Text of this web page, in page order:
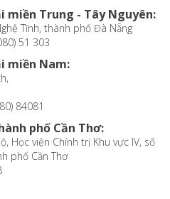
Trung - Tây Nguyên:
Tĩnh, thành phố Đà Nẵng
51 303
miền Nam:
84081
phố Cần Thơ:
Học viện Chính trị Khu vực IV, số
phố Cần Thơ